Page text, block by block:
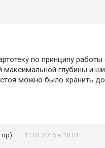
по принципу
максимальной глубины и
можно было хранить
11.01.2015 в 18:01